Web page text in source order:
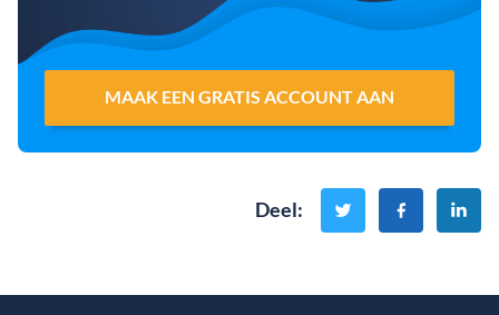
MAAK EEN GRATIS ACCOUNT AAN
Deel: